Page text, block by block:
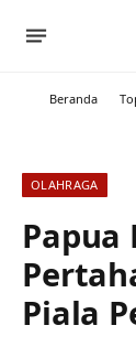
Beranda
OLAHRAGA
Papua
Piala